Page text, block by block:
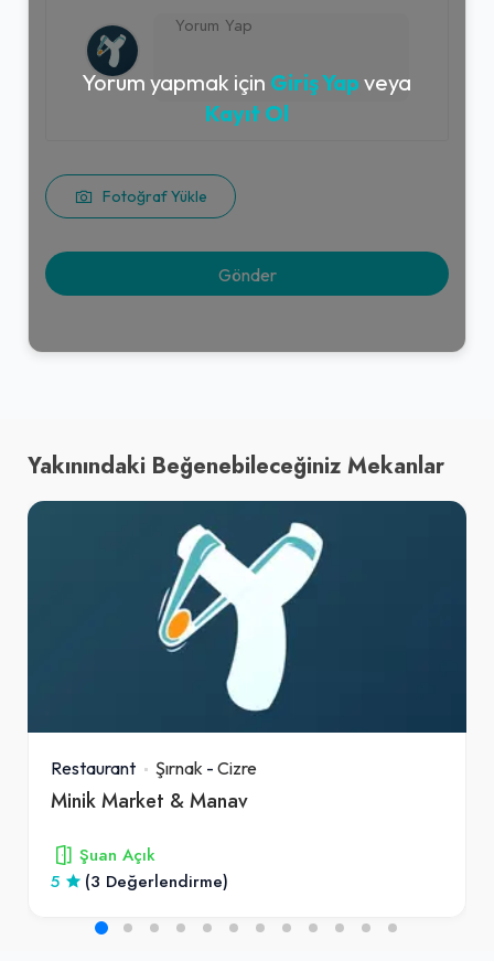
Fotoğraf Yükle
Yorum yapmak için Giriş Yap veya
Kayıt Ol
Yakınındaki Beğenebileceğiniz Mekanlar
Restaurant Şırnak - Cizre
Minik Market & Manav
Şuan Açık
5
(3 Değerlendirme)